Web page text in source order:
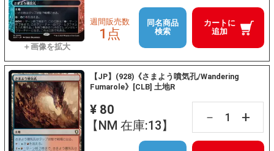
カートに
追加
週間販売数
1点
同名商品
検索
【JP】(928)《さまよう噴気孔/Wandering
Fumarole》[CLB] 土地R
¥ 80
【NM 在庫:13】
－ +